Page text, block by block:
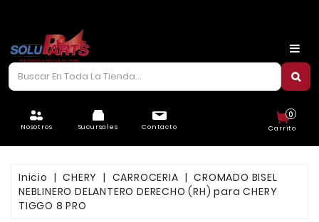
Nosotros Sucursales Contacto Carrito
0
CARROCERÍA
ELÉCTRICO
FRENOS
LUBRICANTES
Inicio CHERY CARROCERIA
CROMADO BISEL
NEBLINERO DELANTERO DERECHO (RH) para CHERY
TIGGO 8 PRO